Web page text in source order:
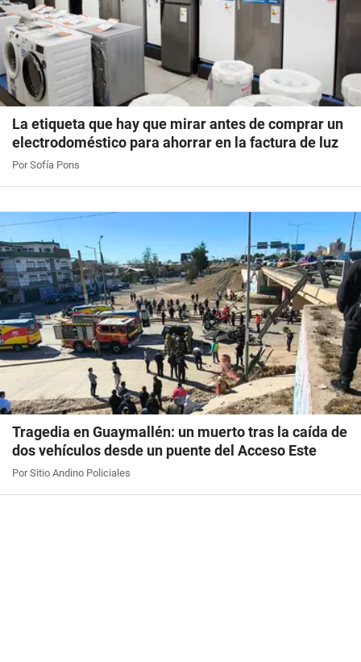
La etiqueta que hay que mirar antes de comprar un
electrodoméstico para ahorrar en la factura de luz
Por Sofía Pons
Tragedia en Guaymallén: un muerto tras la caída de
dos vehículos desde un puente del Acceso Este
Por Sitio Andino Policiales